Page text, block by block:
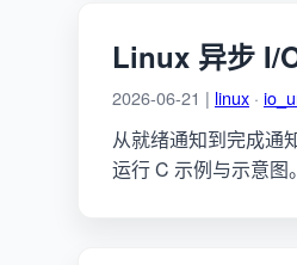
Linux 异步 I/
2026-06-21 | linux ·
从就绪通知到完成通
运行 C 示例与示意图。